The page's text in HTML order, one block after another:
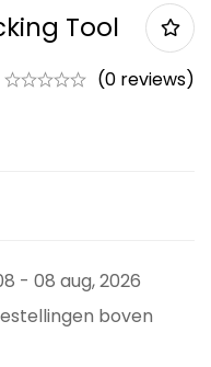
Tool
(0 reviews)
- 08 aug, 2026
boven